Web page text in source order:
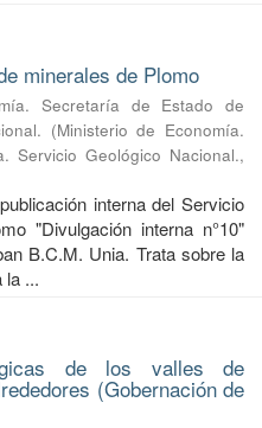
minerales de Plomo
Secretaría de Estado de
(Ministerio de Economía.
Servicio Geológico Nacional.,
interna del Servicio
"Divulgación interna n°10"
B.C.M. Unia. Trata sobre la
la ...
de los valles de
(Gobernación de